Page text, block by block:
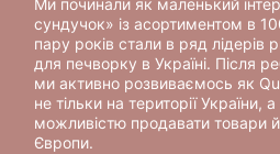
Ми починали як маленький
сундучок» із асортиментом в
пару років стали в ряд лідерів
для печворку в Україні. Після
ми активно розвиваємось як
не тільки на території України,
можливістю продавати товари
Європи.